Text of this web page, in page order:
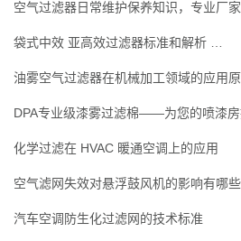
袋式中效 亚高效过滤器标准和解析 …
化学过滤在 HVAC 暖通空调上的应⽤
汽车空调防生化过滤网的技术标准